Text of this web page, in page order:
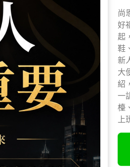
尚
好
起
鞋
新
大
紹
一
檯
上